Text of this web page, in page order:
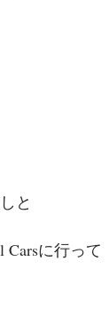
と
に行って